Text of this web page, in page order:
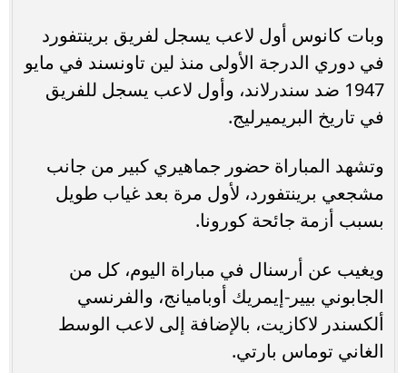
وبات كانوس أول لاعب يسجل لفريق برينتفورد
في دوري الدرجة الأولى منذ لين تاونسند في مايو
1947 ضد سندرلاند، وأول لاعب يسجل للفريق
في تاريخ البريميرليج.
وتشهد المباراة حضور جماهيري كبير من جانب
مشجعي برينتفورد، لأول مرة بعد غياب طويل
بسبب أزمة جائحة كورونا.
ويغيب عن أرسنال في مباراة اليوم، كل من
الجابوني بيير-إيمريك أوباميانج، والفرنسي
ألكسندر لاكازيت، بالإضافة إلى لاعب الوسط
الغاني توماس بارتي.